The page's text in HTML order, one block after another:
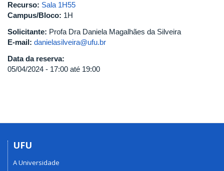
Recurso: Sala 1H55
Campus/Bloco: 1H
Solicitante: Profa Dra Daniela Magalhães da Silveira
E-mail: danielasilveira@ufu.br
Data da reserva:
05/04/2024 - 17:00 até 19:00
UFU
A Universidade